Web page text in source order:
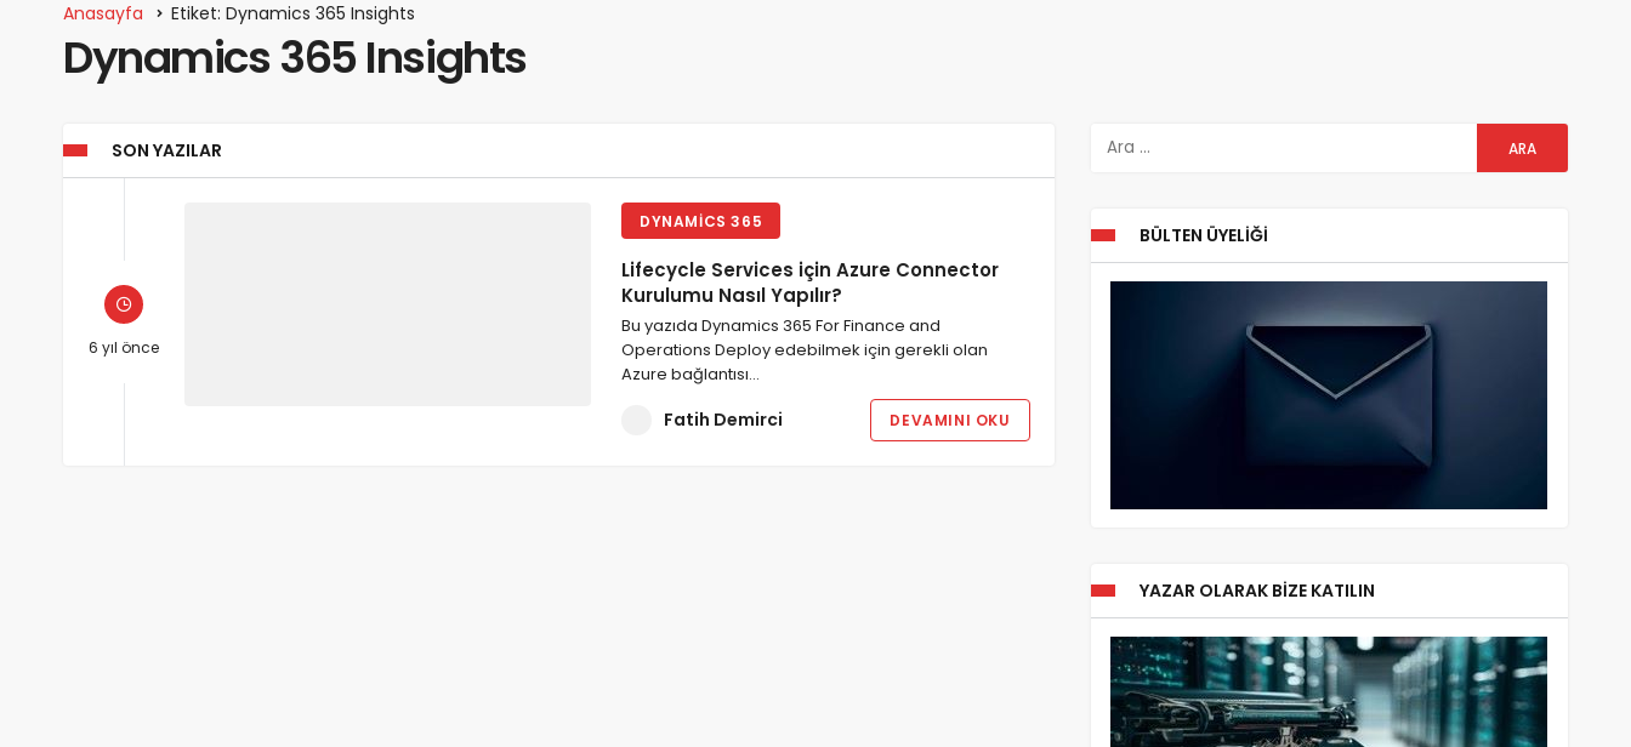
Anasayfa Etiket: Dynamics 365 Insights
Dynamics 365 Insights
SON YAZILAR
6 yıl önce
DYNAMICS 365
Lifecycle Services için Azure Connector
Kurulumu Nasıl Yapılır?
Bu yazıda Dynamics 365 For Finance and
Operations Deploy edebilmek için gerekli olan
Azure bağlantısı…
Fatih Demirci DEVAMINI OKU
BÜLTEN ÜYELIĞI
YAZAR OLARAK BIZE KATILIN